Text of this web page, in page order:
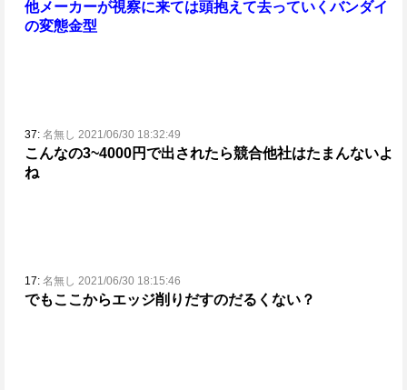
他メーカーが視察に来ては頭抱えて去っていくバンダイ
の変態金型
37: 名無し 2021/06/30 18:32:49
こんなの3~4000円で出されたら競合他社はたまんないよ
ね
17: 名無し 2021/06/30 18:15:46
でもここからエッジ削りだすのだるくない？